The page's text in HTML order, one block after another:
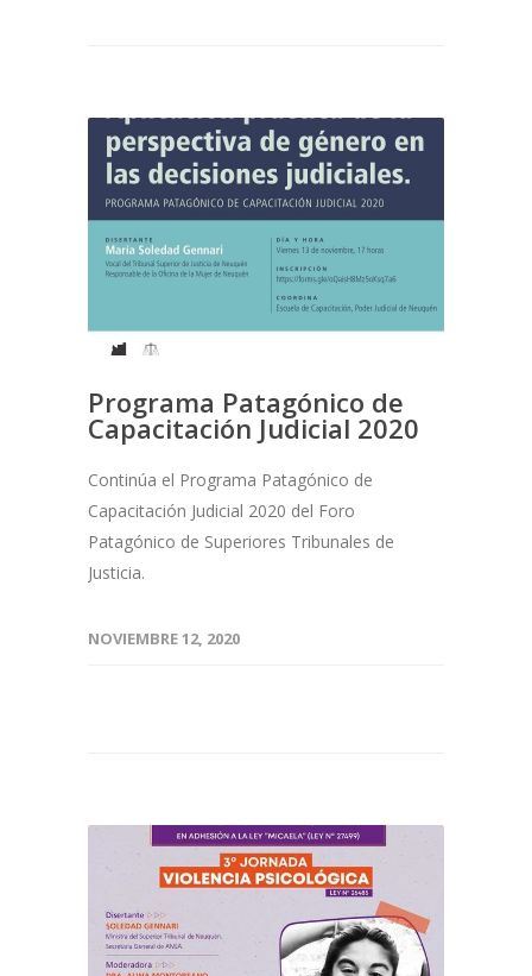
Programa Patagónico de
Capacitación Judicial 2020
Continúa el Programa Patagónico de
Capacitación Judicial 2020 del Foro
Patagónico de Superiores Tribunales de
Justicia.
NOVIEMBRE 12, 2020